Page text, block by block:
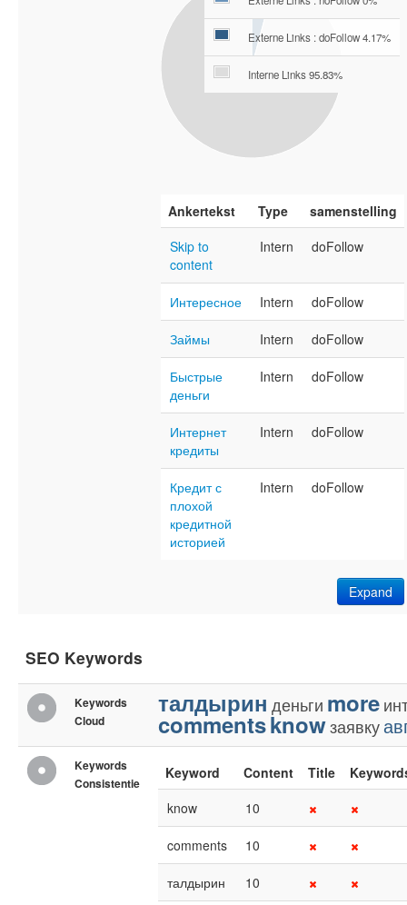
Externe Links : doFollow 4.17%
Interne Links 95.83%
Ankertekst Type
samenstelling
Skip to
content
Intern doFollow
Интересное Intern doFollow
Займы Intern doFollow
Быстрые
деньги
Intern doFollow
Интернет
кредиты
Intern doFollow
Кредит с
плохой
кредитной
историей
Intern doFollow
Expand
SEO Keywords
Keywords
Cloud
талдырин деньги more
commentsknowзаявку
Keywords
Consistentie
Keyword Content Title
know
10
comments 10
талдырин 10